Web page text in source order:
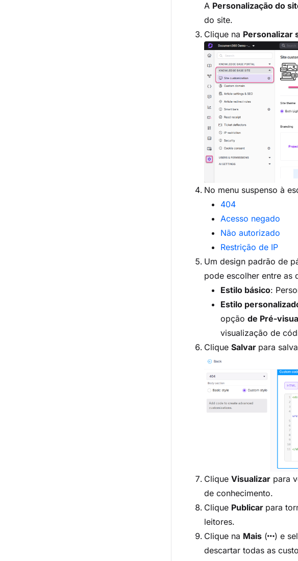
A Personalização do
do site.
Clique na Personalizar
No menu suspenso à
404
Acesso negado
Não autorizado
Restrição de IP
Um design padrão de
pode escolher entre as
Estilo básico:
Estilo
opção de Pré-
visualização de
Clique Salvar para
Clique Visualizar para
de conhecimento.
Clique Publicar para
leitores.
Clique na Mais ( ) e
descartar todas as